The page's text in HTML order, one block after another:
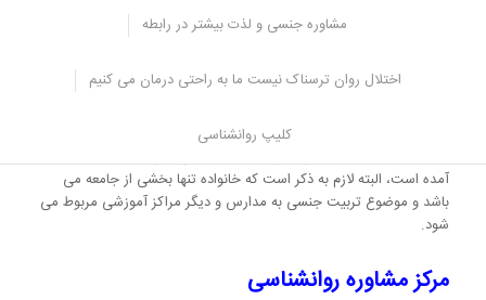
مشاوره جنسی و لذت بیشتر در رابطه
اختلال روان ترسناک نیست ما به راحتی درمان می کنیم
کلیپ روانشناسی
دسته اول نیاز های جنسی و مسائل روانی جنسی در دوران های مختلف
رشد نادیده گرفته شده است و در صورتی که فرزند سوالاتی در این زمینه
عصبانیت والدینش قرار می گیرد.
شود به کودک گفته شود و یا بیشتر از آن چه که باید بداند به او اطلاعات
آمده است، البته لازم به ذکر است که خانواده تنها بخشی از جامعه می
باشد و موضوع تربیت جنسی به مدارس و دیگر مراکز آموزشی مربوط می
شود.
مرکز مشاوره روانشناسی